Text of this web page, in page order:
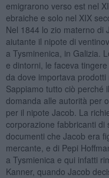
emigrarono verso est nel
ebraiche e solo nel XIX
Nel 1844 lo zio materno di
aiutante il nipote di
a Tysminenica, in Galizia.
e dintorni, le faceva
da dove importava
Sappiamo tutto ciò perché
domanda alle autorità per
per il nipote Jacob. La
corporazione fabbricanti di
documenti che Jacob era
mercante, e di Pepi
a Tysmienica e qui infatti
Kanner, quando Jacob